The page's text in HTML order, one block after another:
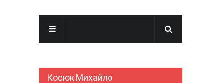
Косюк Михайло